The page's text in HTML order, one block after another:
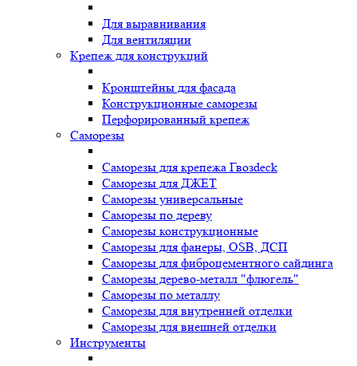
Для выравнивания
Для вентиляции
Крепеж для конструкций
Кронштейны для фасада
Конструкционные саморезы
Перфорированный крепеж
Саморезы
Саморезы для крепежа Гвозdeck
Саморезы для ДЖЕТ
Саморезы универсальные
Саморезы по дереву
Саморезы конструкционные
Cаморезы для фанеры, OSB, ДСП
Саморезы для фиброцементного сайдинга
Саморезы дерево-металл "флюгель"
Саморезы по металлу
Саморезы для внутренней отделки
Саморезы для внешней отделки
Инструменты